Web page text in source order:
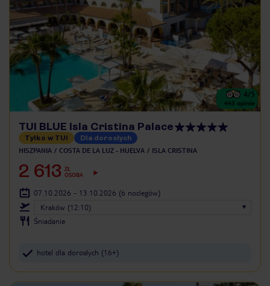
4/5
443 opinie
TUI BLUE Isla Cristina Palace
Tylko w TUI Dla dorosłych
HISZPANIA COSTA DE LA LUZ - HUELVA ISLA CRISTINA
2 613 ZŁ
OSOBA
07.10.2026 - 13.10.2026 (6 noclegów)
Kraków (12:10)
Śniadanie
hotel dla dorosłych (16+)